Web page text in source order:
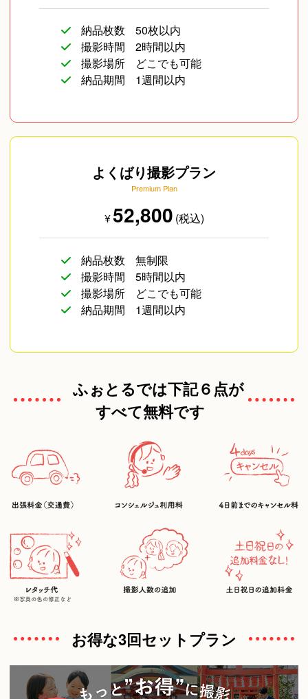
納品枚数
50枚以内
撮影時間
2時間以内
撮影場所
どこでも可能
納品期間
1週間以内
よくばり撮影プラン
Premium Plan
¥52,800 (税込)
納品枚数
無制限
撮影時間
5時間以内
撮影場所
どこでも可能
納品期間
1週間以内
ふぉとるでは下記６点が
すべて無料です
お得な3回セットプラン